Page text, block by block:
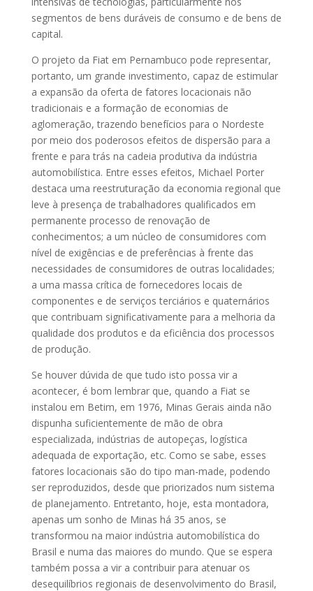
segmentos de bens duráveis de consumo e de bens de
capital.
O projeto da Fiat em Pernambuco pode representar,
portanto, um grande investimento, capaz de estimular
a expansão da oferta de fatores locacionais não
tradicionais e a formação de economias de
aglomeração, trazendo benefícios para o Nordeste
por meio dos poderosos efeitos de dispersão para a
frente e para trás na cadeia produtiva da indústria
automobilística. Entre esses efeitos, Michael Porter
destaca uma reestruturação da economia regional que
leve à presença de trabalhadores qualificados em
permanente processo de renovação de
conhecimentos; a um núcleo de consumidores com
nível de exigências e de preferências à frente das
necessidades de consumidores de outras localidades;
a uma massa crítica de fornecedores locais de
componentes e de serviços terciários e quaternários
que contribuam significativamente para a melhoria da
qualidade dos produtos e da eficiência dos processos
de produção.
Se houver dúvida de que tudo isto possa vir a
acontecer, é bom lembrar que, quando a Fiat se
instalou em Betim, em 1976, Minas Gerais ainda não
dispunha suficientemente de mão de obra
especializada, indústrias de autopeças, logística
adequada de exportação, etc. Como se sabe, esses
fatores locacionais são do tipo man-made, podendo
ser reproduzidos, desde que priorizados num sistema
de planejamento. Entretanto, hoje, esta montadora,
apenas um sonho de Minas há 35 anos, se
transformou na maior indústria automobilística do
Brasil e numa das maiores do mundo. Que se espera
também possa a vir a contribuir para atenuar os
desequilíbrios regionais de desenvolvimento do Brasil,